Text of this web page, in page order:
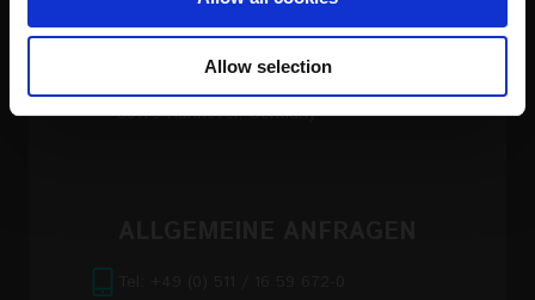
We also share information about your use of our site with
may combine it with other information that you’ve
Allow selection
FIRMENSITZ
30179 Hannover, Germany